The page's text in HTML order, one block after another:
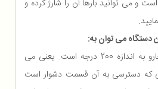
و می توانید بارها آن را شارژ کرده و
دستگاه می توان به:
چرخش بسیار زیاد نازل جارو به اندازه 200 درجه است. یعنی می
که دسترسی به آن قسمت دشوار است